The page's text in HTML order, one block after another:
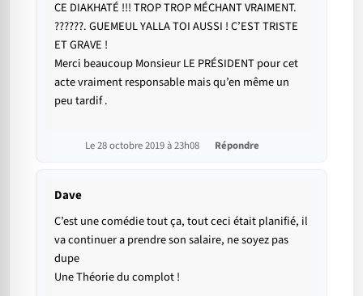
CE DIAKHATÉ !!! TROP TROP MÉCHANT VRAIMENT.
??????. GUEMEUL YALLA TOI AUSSI ! C’EST TRISTE
ET GRAVE !
Merci beaucoup Monsieur LE PRÉSIDENT pour cet
acte vraiment responsable mais qu’en même un
peu tardif .
Le 28 octobre 2019 à 23h08 Répondre
Dave
C’est une comédie tout ça, tout ceci était planifié, il
va continuer a prendre son salaire, ne soyez pas
dupe
Une Théorie du complot !